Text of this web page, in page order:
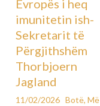
Evropës i heq
imunitetin ish-
Sekretarit të
Përgjithshëm
Thorbjoern
Jagland
11/02/2026 Botë, Më